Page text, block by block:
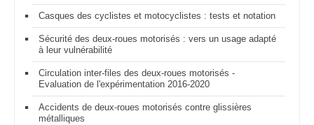
Casques des cyclistes et motocyclistes : tests et notation
Sécurité des deux-roues motorisés : vers un usage adapté
à leur vulnérabilité
Circulation inter-files des deux-roues motorisés -
Evaluation de l'expérimentation 2016-2020
Accidents de deux-roues motorisés contre glissières
métalliques